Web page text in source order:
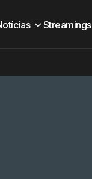
Streamings